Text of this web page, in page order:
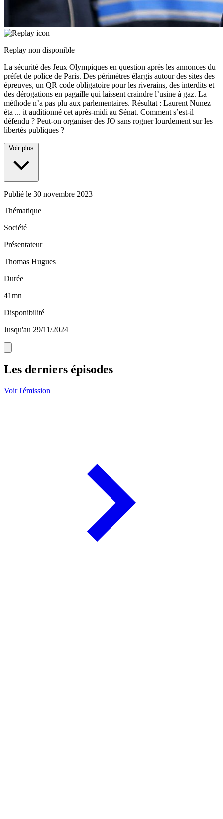
Replay non disponible
La sécurité des Jeux Olympiques en question après les annonces du
préfet de police de Paris. Des périmètres élargis autour des sites des
épreuves, un QR code obligatoire pour les riverains, des interdits et
des dérogations en pagaille qui laissent craindre l’usine à gaz. La
méthode n’a pas plu aux parlementaires. Résultat : Laurent Nunez
éta ... it auditionné cet après-midi au Sénat. Comment s’est-il
défendu ? Peut-on organiser des JO sans rogner lourdement sur les
libertés publiques ?
Voir plus
Publié le 30 novembre 2023
Thématique
Société
Présentateur
Thomas Hugues
Durée
41mn
Disponibilité
Jusqu'au 29/11/2024
Les derniers épisodes
Voir l'émission